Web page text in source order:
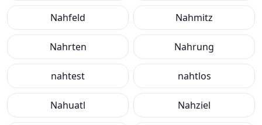
Nahfeld Nahmitz
Nahrten Nahrung
nahtest nahtlos
Nahuatl Nahziel